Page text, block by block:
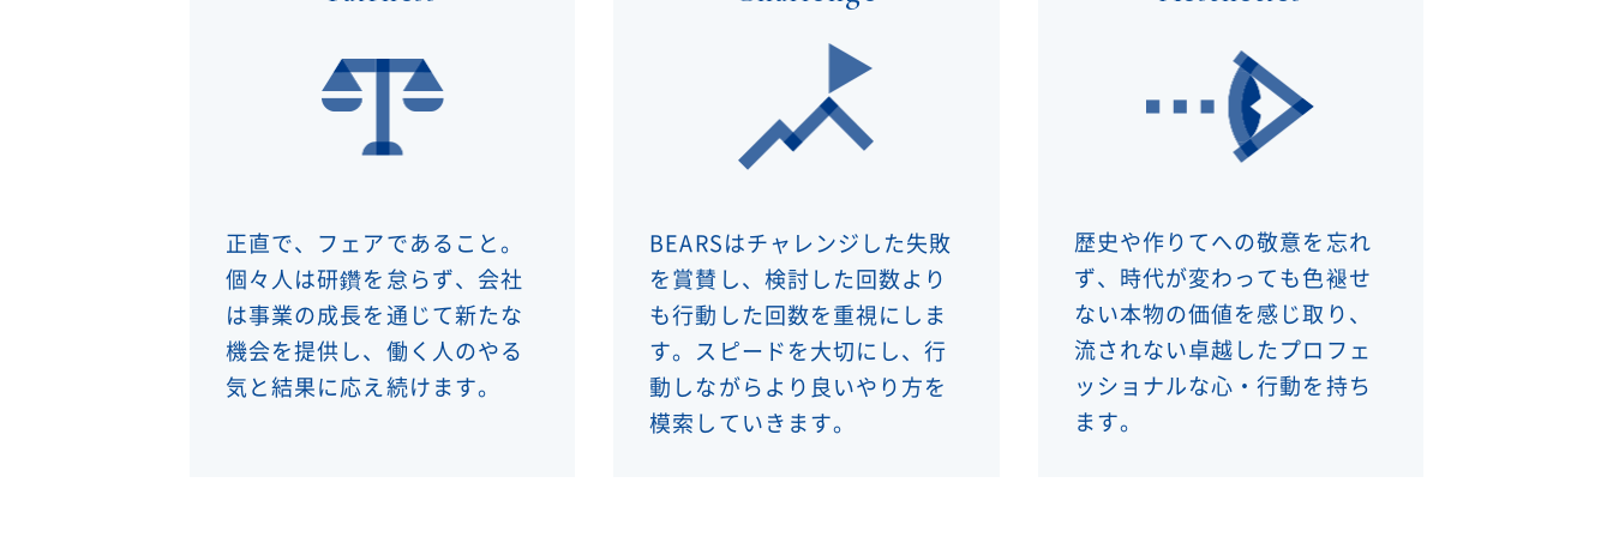
正直で、フェアであること。
個々人は研鑽を怠らず、会社
は事業の成長を通じて新たな
機会を提供し、働く人のやる
気と結果に応え続けます。
BEARSはチャレンジした失敗
を賞賛し、検討した回数より
も行動した回数を重視にしま
す。スピードを大切にし、行
動しながらより良いやり方を
模索していきます。
歴史や作りてへの敬意を忘れ
ず、時代が変わっても色褪せ
ない本物の価値を感じ取り、
流されない卓越したプロフェ
ッショナルな心・行動を持ち
ます。